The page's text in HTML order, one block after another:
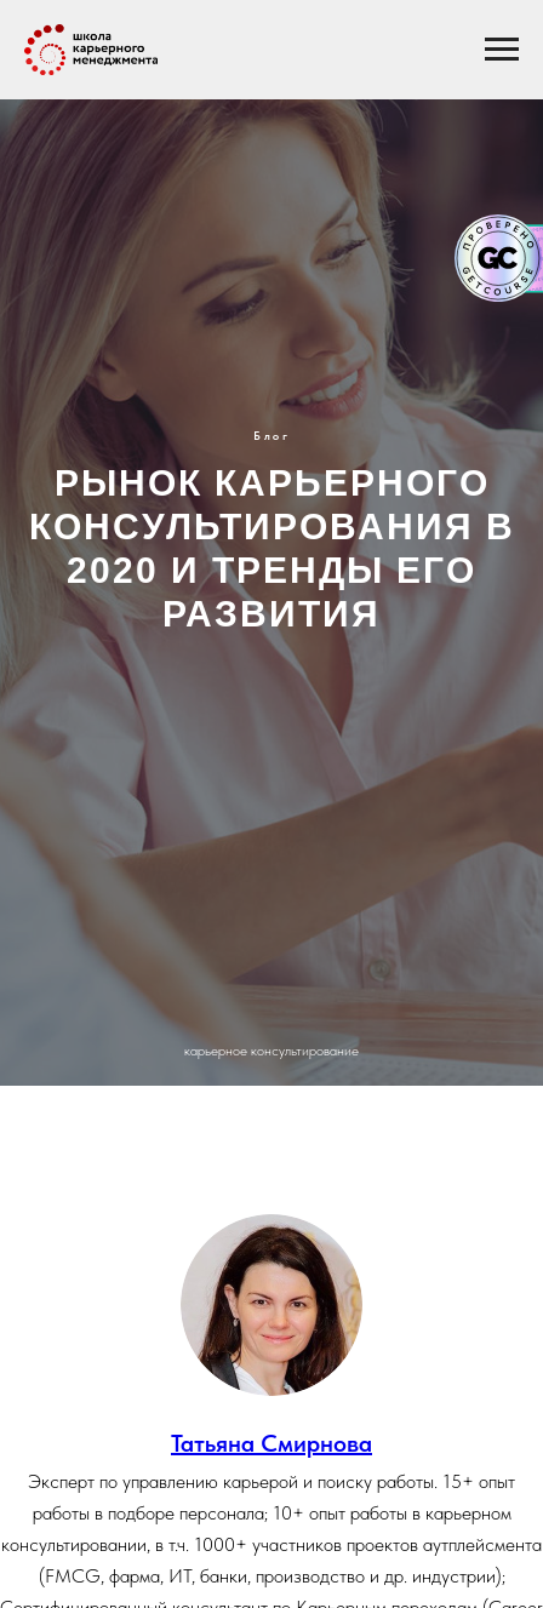
Блог
РЫНОК КАРЬЕРНОГО
КОНСУЛЬТИРОВАНИЯ В
2020 И ТРЕНДЫ ЕГО
РАЗВИТИЯ
карьерное консультирование
Татьяна Смирнова
Эксперт по управлению карьерой и поиску работы. 15+ опыт
работы в подборе персонала; 10+ опыт работы в карьерном
консультировании, в т.ч. 1000+ участников проектов аутплейсмента
(FMCG, фарма, ИТ, банки, производство и др. индустрии);